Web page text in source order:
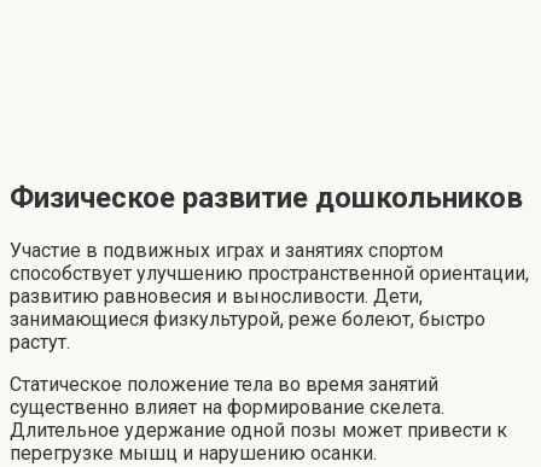
Физическое развитие дошкольников
Участие в подвижных играх и занятиях спортом
способствует улучшению пространственной ориентации,
развитию равновесия и выносливости. Дети,
занимающиеся физкультурой, реже болеют, быстро
растут.
Статическое положение тела во время занятий
существенно влияет на формирование скелета.
Длительное удержание одной позы может привести к
перегрузке мышц и нарушению осанки.